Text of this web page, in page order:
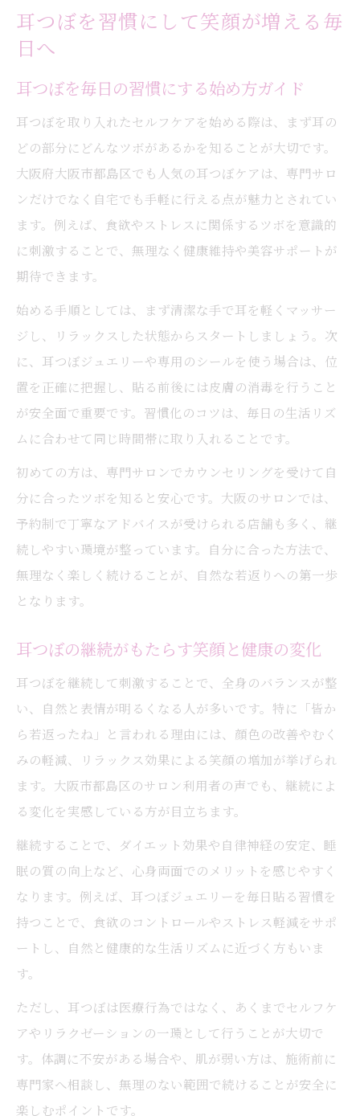
耳つぼを習慣にして笑顔が増える毎
日へ
耳つぼを毎日の習慣にする始め方ガイド
耳つぼを取り入れたセルフケアを始める際は、まず耳の
どの部分にどんなツボがあるかを知ることが大切です。
大阪府大阪市都島区でも人気の耳つぼケアは、専門サロ
ンだけでなく自宅でも手軽に行える点が魅力とされてい
ます。例えば、食欲やストレスに関係するツボを意識的
に刺激することで、無理なく健康維持や美容サポートが
期待できます。
始める手順としては、まず清潔な手で耳を軽くマッサー
ジし、リラックスした状態からスタートしましょう。次
に、耳つぼジュエリーや専用のシールを使う場合は、位
置を正確に把握し、貼る前後には皮膚の消毒を行うこと
が安全面で重要です。習慣化のコツは、毎日の生活リズ
ムに合わせて同じ時間帯に取り入れることです。
初めての方は、専門サロンでカウンセリングを受けて自
分に合ったツボを知ると安心です。大阪のサロンでは、
予約制で丁寧なアドバイスが受けられる店舗も多く、継
続しやすい環境が整っています。自分に合った方法で、
無理なく楽しく続けることが、自然な若返りへの第一歩
となります。
耳つぼの継続がもたらす笑顔と健康の変化
耳つぼを継続して刺激することで、全身のバランスが整
い、自然と表情が明るくなる人が多いです。特に「皆か
ら若返ったね」と言われる理由には、顔色の改善やむく
みの軽減、リラックス効果による笑顔の増加が挙げられ
ます。大阪市都島区のサロン利用者の声でも、継続によ
る変化を実感している方が目立ちます。
継続することで、ダイエット効果や自律神経の安定、睡
眠の質の向上など、心身両面でのメリットを感じやすく
なります。例えば、耳つぼジュエリーを毎日貼る習慣を
持つことで、食欲のコントロールやストレス軽減をサポ
ートし、自然と健康的な生活リズムに近づく方もいま
す。
ただし、耳つぼは医療行為ではなく、あくまでセルフケ
アやリラクゼーションの一環として行うことが大切で
す。体調に不安がある場合や、肌が弱い方は、施術前に
専門家へ相談し、無理のない範囲で続けることが安全に
楽しむポイントです。